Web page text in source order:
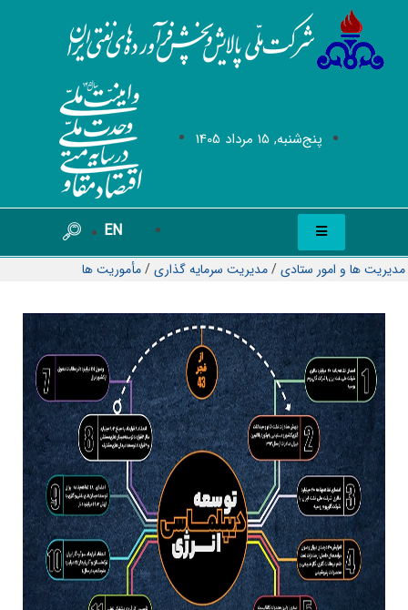
پنج‌شنبه, 15 مرداد 1405
EN
مدیریت ها و امور ستادی/مدیریت سرمایه گذاری/مأموریت ها